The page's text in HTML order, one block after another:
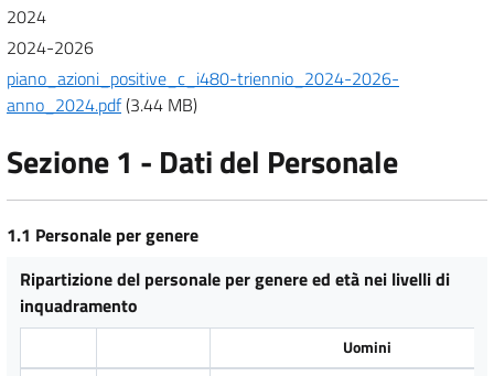
2024
2024-2026
piano_azioni_positive_c_i480-triennio_2024-2026-
anno_2024.pdf(3.44 MB)
Sezione 1 - Dati del Personale
1.1 Personale per genere
Ripartizione del personale per genere ed età nei livelli di
inquadramento
Uomini